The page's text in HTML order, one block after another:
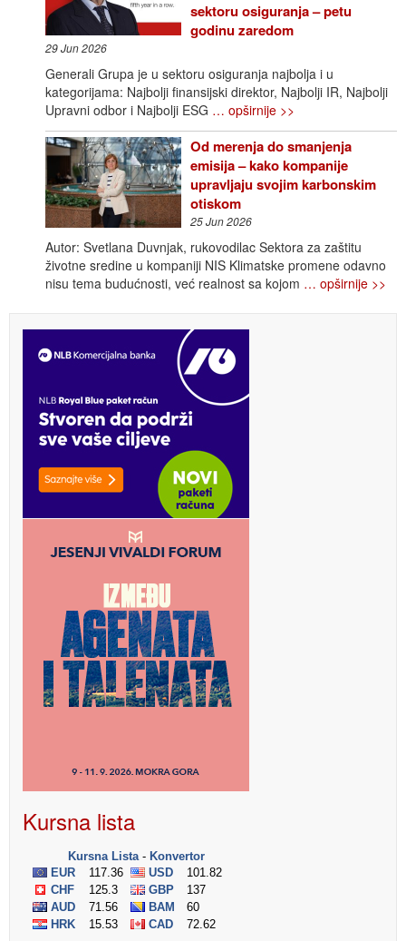
sektoru osiguranja – petu
godinu zaredom
29 Jun 2026
Generali Grupa je u sektoru osiguranja najbolja i u
kategorijama: Najbolji finansijski direktor, Najbolji IR, Najbolji
Upravni odbor i Najbolji ESG … opširnije >>
Od merenja do smanjenja
emisija – kako kompanije
upravljaju svojim karbonskim
otiskom
25 Jun 2026
Autor: Svetlana Duvnjak, rukovodilac Sektora za zaštitu
životne sredine u kompaniji NIS Klimatske promene odavno
nisu tema budućnosti, već realnost sa kojom … opširnije >>
Kursna lista